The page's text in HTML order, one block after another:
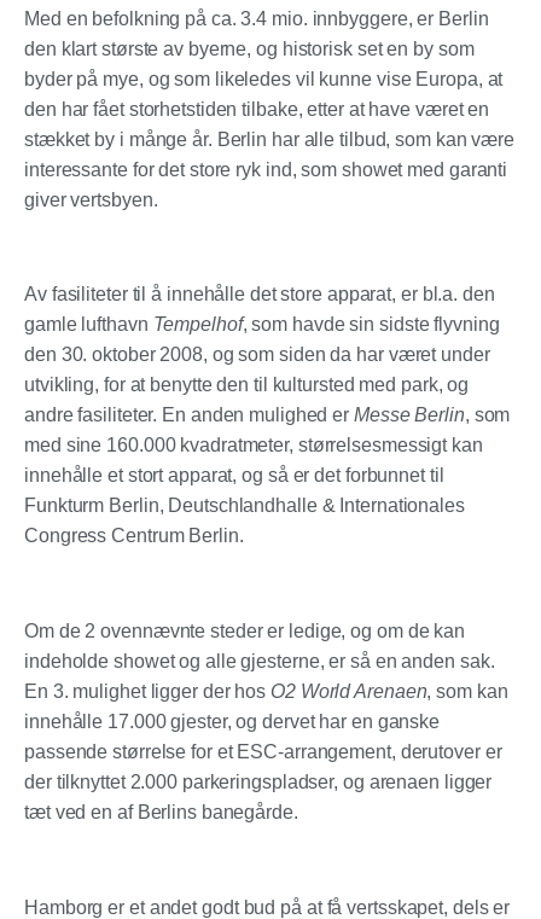
Med en befolkning på ca. 3.4 mio. innbyggere, er Berlin
den klart største av byerne, og historisk set en by som
byder på mye, og som likeledes vil kunne vise Europa, at
den har fået storhetstiden tilbake, etter at have været en
stækket by i månge år. Berlin har alle tilbud, som kan være
interessante for det store ryk ind, som showet med garanti
giver vertsbyen.
Av fasiliteter til å innehålle det store apparat, er bl.a. den
gamle lufthavn Tempelhof, som havde sin sidste flyvning
den 30. oktober 2008, og som siden da har været under
utvikling, for at benytte den til kultursted med park, og
andre fasiliteter. En anden mulighed er Messe Berlin, som
med sine 160.000 kvadratmeter, størrelsesmessigt kan
innehålle et stort apparat, og så er det forbunnet til
Funkturm Berlin, Deutschlandhalle & Internationales
Congress Centrum Berlin.
Om de 2 ovennævnte steder er ledige, og om de kan
indeholde showet og alle gjesterne, er så en anden sak.
En 3. mulighet ligger der hos O2 World Arenaen, som kan
innehålle 17.000 gjester, og dervet har en ganske
passende størrelse for et ESC-arrangement, derutover er
der tilknyttet 2.000 parkeringspladser, og arenaen ligger
tæt ved en af Berlins banegårde.
Hamborg er et andet godt bud på at få vertsskapet, dels er